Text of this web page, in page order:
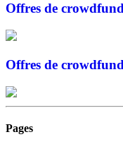
Offres de
Offres de
Pages